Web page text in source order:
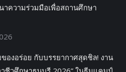
ความร่วมมือเพื่อสถานศึกษา
องอร่อย กับบรรยากาศสุดชิล! งาน